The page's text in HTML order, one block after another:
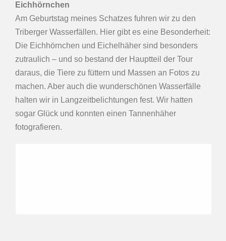
Eichhörnchen
Am Geburtstag meines Schatzes fuhren wir zu den
Triberger Wasserfällen. Hier gibt es eine Besonderheit:
Die Eichhörnchen und Eichelhäher sind besonders
zutraulich – und so bestand der Hauptteil der Tour
daraus, die Tiere zu füttern und Massen an Fotos zu
machen. Aber auch die wunderschönen Wasserfälle
halten wir in Langzeitbelichtungen fest. Wir hatten
sogar Glück und konnten einen Tannenhäher
fotografieren.